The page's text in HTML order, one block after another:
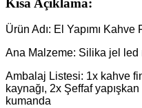
Ürün Adı: El Yapımı
Ana Malzeme: Silika jel
Ambalaj Listesi: 1x kahve
kaynağı, 2x Şeffaf
kumanda